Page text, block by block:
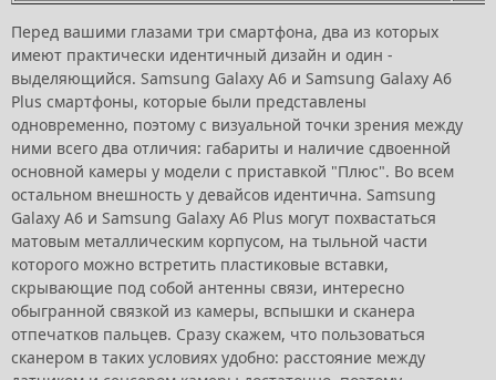
Перед вашими глазами три смартфона, два из которых
имеют практически идентичный дизайн и один -
выделяющийся. Samsung Galaxy A6 и Samsung Galaxy A6
Plus смартфоны, которые были представлены
одновременно, поэтому с визуальной точки зрения между
ними всего два отличия: габариты и наличие сдвоенной
основной камеры у модели с приставкой "Плюс". Во всем
остальном внешность у девайсов идентична. Samsung
Galaxy A6 и Samsung Galaxy A6 Plus могут похвастаться
матовым металлическим корпусом, на тыльной части
которого можно встретить пластиковые вставки,
скрывающие под собой антенны связи, интересно
обыгранной связкой из камеры, вспышки и сканера
отпечатков пальцев. Сразу скажем, что пользоваться
сканером в таких условиях удобно: расстояние между